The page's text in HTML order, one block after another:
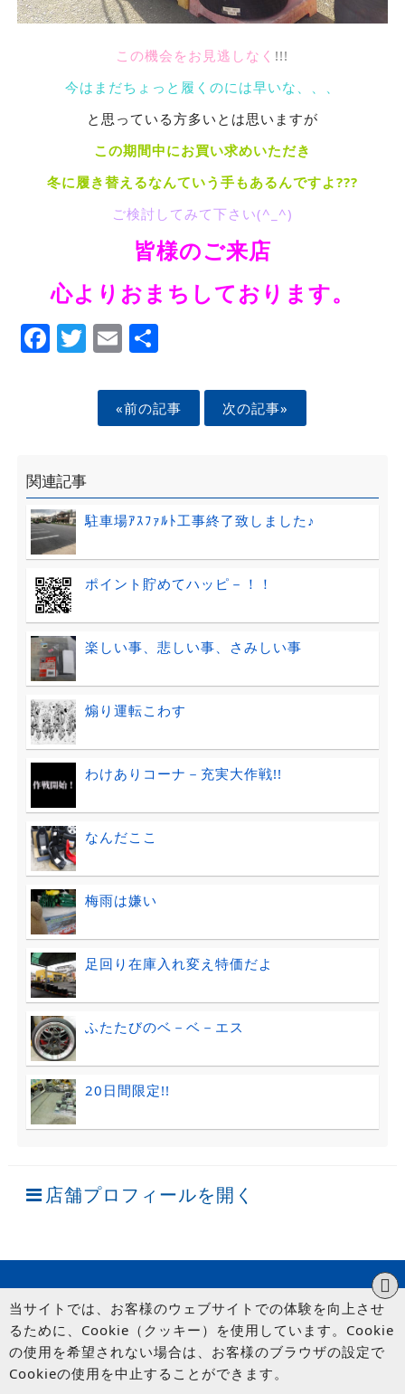
この機会をお見逃しなく !!!
今はまだちょっと履くのには早いな、、、
と思っている方多いとは思いますが
この期間中にお買い求めいただき
冬に履き替えるなんていう手もあるんですよ???
ご検討してみて下さい(^_^)
皆様のご来店
心よりおまちしております。
Facebook
Twitter
EmailShare
«前の記事 次の記事»
関連記事
駐車場ｱｽﾌｧﾙﾄ工事終了致しました♪
ポイント貯めてハッピ－！！
楽しい事、悲しい事、さみしい事
煽り運転こわす
わけありコーナ－充実大作戦!!
なんだここ
梅雨は嫌い
足回り在庫入れ変え特価だよ
ふたたびのベ－ベ－エス
20日間限定!!
店舗プロフィールを開く
当サイトでは、お客様のウェブサイトでの体験を向上させ
るために、Cookie（クッキー）を使用しています。Cookie
の使用を希望されない場合は、お客様のブラウザの設定で
Cookieの使用を中止することができます。